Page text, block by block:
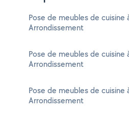
Pose de meubles de cuisine
Arrondissement
Pose de meubles de cuisine
Arrondissement
Pose de meubles de cuisine
Arrondissement